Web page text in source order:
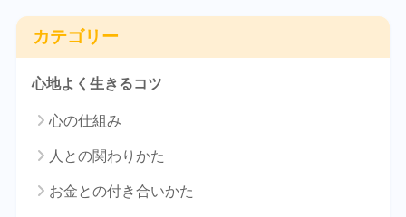
カテゴリー
心地よく生きるコツ
心の仕組み
人との関わりかた
お金との付き合いかた